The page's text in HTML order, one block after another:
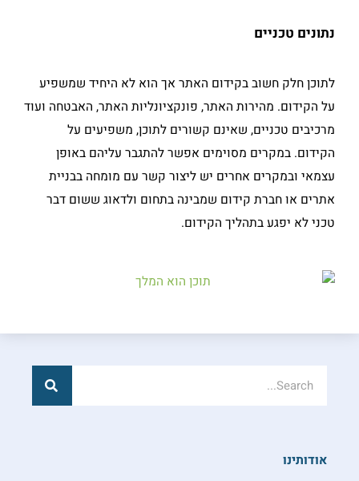
נתונים טכניים
לתוכן חלק חשוב בקידום האתר אך הוא לא היחיד שמשפיע
על הקידום. מהירות האתר, פונקציונליות האתר, האבטחה ועוד
מרכיבים טכניים, שאינם קשורים לתוכן, משפיעים על
הקידום. במקרים מסוימים אפשר להתגבר עליהם באופן
עצמאי ובמקרים אחרים יש ליצור קשר עם מומחה בבניית
אתרים או חברת קידום שמבינה בתחום ולדאוג ששום דבר
טכני לא יפגע בתהליך הקידום.
חיפוש
אודותינו